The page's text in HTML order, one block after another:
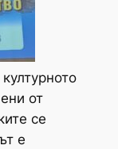
от
се
е